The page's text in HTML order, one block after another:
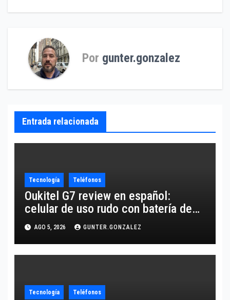
Por gunter.gonzalez
Entrada relacionada
Tecnología Teléfonos
Oukitel G7 review en español:
celular de uso rudo con batería de
10,600 mAh
AGO 5, 2026 GUNTER.GONZALEZ
Tecnología Teléfonos